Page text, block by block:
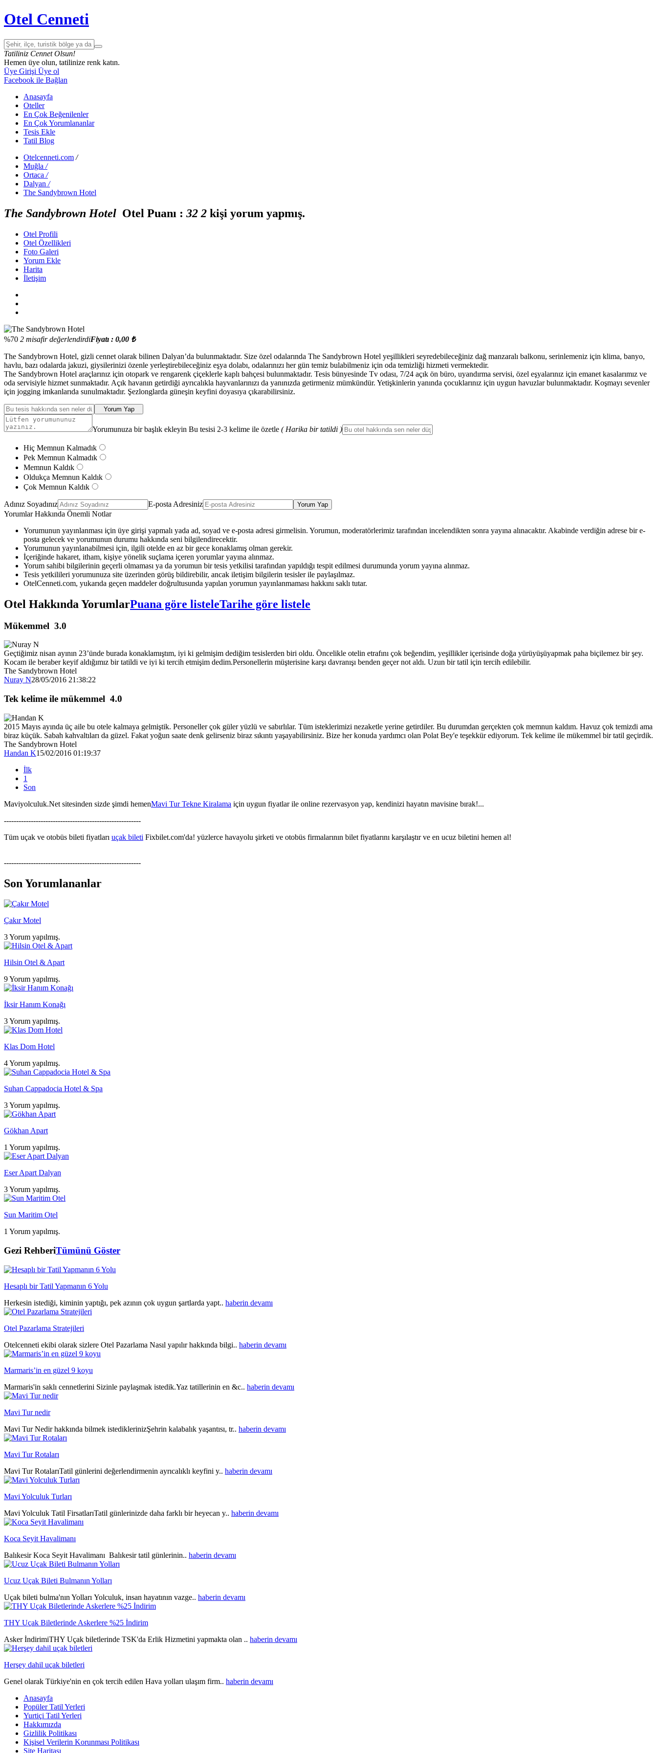
Otel Cenneti
Tatiliniz Cennet Olsun!
Hemen üye olun, tatilinize renk katın.
Üye Girişi Üye ol
Facebook ile Bağlan
Anasayfa
Oteller
En Çok Beğenilenler
En Çok Yorumlananlar
Tesis Ekle
Tatil Blog
Otelcenneti.com /
Muğla /
Ortaca /
Dalyan /
The Sandybrown Hotel
The Sandybrown Hotel Otel Puanı : 32 2 kişi yorum yapmış.
Otel Profili
Otel Özellikleri
Foto Galeri
Yorum Ekle
Harita
İletişim
%70 2 misafir değerlendirdiFiyatı : 0,00 ₺
The Sandybrown Hotel, gizli cennet olarak bilinen Dalyan’da bulunmaktadır. Size özel odalarında The Sandybrown Hotel yeşillikleri seyredebileceğiniz dağ manzaralı balkonu, serinlemeniz için klima, banyo,
havlu, bazı odalarda jakuzi, giysilerinizi özenle yerleştirebileceğiniz eşya dolabı, odalarınızı her gün temiz bulabilmeniz için oda temizliği hizmeti vermektedir.
The Sandybrown Hotel araçlarınız için otopark ve rengarenk çiçeklerle kaplı bahçesi bulunmaktadır. Tesis bünyesinde Tv odası, 7/24 açık ön büro, uyandırma servisi, özel eşyalarınız için emanet kasalarımız ve
oda servisiyle hizmet sunmaktadır. Açık havanın getirdiği ayrıcalıkla hayvanlarınızı da yanınızda getirmeniz mümkündür. Yetişkinlerin yanında çocuklarınız için uygun havuzlar bulunmaktadır. Koşmayı sevenler
için jogging imkanlarıda sunulmaktadır. Şezlonglarda güneşin keyfini doyasıya çıkarabilirsiniz.
Yorum Yap
Yorumunuza bir başlık ekleyin Bu tesisi 2-3 kelime ile özetle ( Harika bir tatildi )
Hiç Memnun Kalmadık
Pek Memnun Kalmadık
Memnun Kaldık
Oldukça Memnun Kaldık
Çok Memnun Kaldık
Adınız Soyadınız E-posta Adresiniz Yorum Yap
Yorumlar Hakkında Önemli Notlar
Yorumunun yayınlanması için üye girişi yapmalı yada ad, soyad ve e-posta adresi girmelisin. Yorumun, moderatörlerimiz tarafından incelendikten sonra yayına alınacaktır. Akabinde verdiğin adrese bir e-
posta gelecek ve yorumunun durumu hakkında seni bilgilendirecektir.
Yorumunun yayınlanabilmesi için, ilgili otelde en az bir gece konaklamış olman gerekir.
İçeriğinde hakaret, itham, kişiye yönelik suçlama içeren yorumlar yayına alınmaz.
Yorum sahibi bilgilerinin geçerli olmaması ya da yorumun bir tesis yetkilisi tarafından yapıldığı tespit edilmesi durumunda yorum yayına alınmaz.
Tesis yetkilileri yorumunuza site üzerinden görüş bildirebilir, ancak iletişim bilgilerin tesisler ile paylaşılmaz.
OtelCenneti.com, yukarıda geçen maddeler doğrultusunda yapılan yorumun yayınlanmaması hakkını saklı tutar.
Otel Hakkında YorumlarPuana göre listeleTarihe göre listele
Mükemmel 3.0
Geçtiğimiz nisan ayının 23’ünde burada konaklamıştım, iyi ki gelmişim dediğim tesislerden biri oldu. Öncelikle otelin etrafını çok beğendim, yeşillikler içerisinde doğa yürüyüşüyapmak paha biçilemez bir şey.
Kocam ile beraber keyif aldığımız bir tatildi ve iyi ki tercih etmişim dedim.Personellerin müşterisine karşı davranışı benden geçer not aldı. Uzun bir tatil için tercih edilebilir.
The Sandybrown Hotel
Nuray N28/05/2016 21:38:22
Tek kelime ile mükemmel 4.0
2015 Mayıs ayında üç aile bu otele kalmaya gelmiştik. Personeller çok güler yüzlü ve sabırlılar. Tüm isteklerimizi nezaketle yerine getirdiler. Bu durumdan gerçekten çok memnun kaldım. Havuz çok temizdi ama
biraz küçük. Sabah kahvaltıları da güzel. Fakat yoğun saate denk gelirseniz biraz sıkıntı yaşayabilirsiniz. Bize her konuda yardımcı olan Polat Bey'e teşekkür ediyorum. Tek kelime ile mükemmel bir tatil geçirdik.
The Sandybrown Hotel
Handan K15/02/2016 01:19:37
İlk
1
Son
Maviyolculuk.Net sitesinden sizde şimdi hemenMavi Tur Tekne Kiralama için uygun fiyatlar ile online rezervasyon yap, kendinizi hayatın mavisine bırak!...
--------------------------------------------------------
Tüm uçak ve otobüs bileti fiyatları uçak bileti Fixbilet.com'da! yüzlerce havayolu şirketi ve otobüs firmalarının bilet fiyatlarını karşılaştır ve en ucuz biletini hemen al!
--------------------------------------------------------
Son Yorumlananlar
Çakır Motel
3 Yorum yapılmış.
Hilsin Otel & Apart
9 Yorum yapılmış.
İksir Hanım Konağı
3 Yorum yapılmış.
Klas Dom Hotel
4 Yorum yapılmış.
Suhan Cappadocia Hotel & Spa
3 Yorum yapılmış.
Gökhan Apart
1 Yorum yapılmış.
Eser Apart Dalyan
3 Yorum yapılmış.
Sun Maritim Otel
1 Yorum yapılmış.
Gezi RehberiTümünü Göster
Hesaplı bir Tatil Yapmanın 6 Yolu
Herkesin istediği, kiminin yaptığı, pek azının çok uygun şartlarda yapt.. haberin devamı
Otel Pazarlama Stratejileri
Otelcenneti ekibi olarak sizlere Otel Pazarlama Nasıl yapılır hakkında bilgi.. haberin devamı
Marmaris’in en güzel 9 koyu
Marmaris'in saklı cennetlerini Sizinle paylaşmak istedik.Yaz tatillerinin en &c.. haberin devamı
Mavi Tur nedir
Mavi Tur Nedir hakkında bilmek istediklerinizŞehrin kalabalık yaşantısı, tr.. haberin devamı
Mavi Tur Rotaları
Mavi Tur RotalarıTatil günlerini değerlendirmenin ayrıcalıklı keyfini y.. haberin devamı
Mavi Yolculuk Turları
Mavi Yolculuk Tatil FirsatlarıTatil günlerinizde daha farklı bir heyecan y.. haberin devamı
Koca Seyit Havalimanı
Balıkesir Koca Seyit Havalimanı Balıkesir tatil günlerinin.. haberin devamı
Ucuz Uçak Bileti Bulmanın Yolları
Uçak bileti bulma'nın Yolları Yolculuk, insan hayatının vazge.. haberin devamı
THY Uçak Biletlerinde Askerlere %25 İndirim
Asker İndirimiTHY Uçak biletlerinde TSK'da Erlik Hizmetini yapmakta olan .. haberin devamı
Herşey dahil uçak biletleri
Genel olarak Türkiye'nin en çok tercih edilen Hava yolları ulaşım firm.. haberin devamı
Anasayfa
Popüler Tatil Yerleri
Yurtiçi Tatil Yerleri
Hakkımızda
Gizlilik Politikası
Kişisel Verilerin Korunması Politikası
Site Haritası